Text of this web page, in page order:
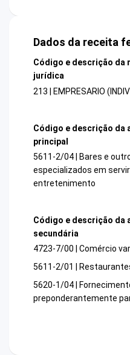
Dados da receita
Código e descrição da
jurídica
213 | EMPRESARIO
Código e descrição da
principal
5611-2/04 | Bares e
especializados em
entretenimento
Código e descrição da
secundária
4723-7/00 | Comércio
5611-2/01 |
5620-1/04 |
preponderantemente